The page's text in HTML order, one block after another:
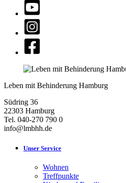
Leben mit Behinderung Hamburg
Südring 36
22303 Hamburg
Tel. 040-270 790 0
info@lmbhh.de
Unser Service
Wohnen
Treffpunkte